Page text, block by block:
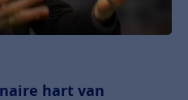
hart van